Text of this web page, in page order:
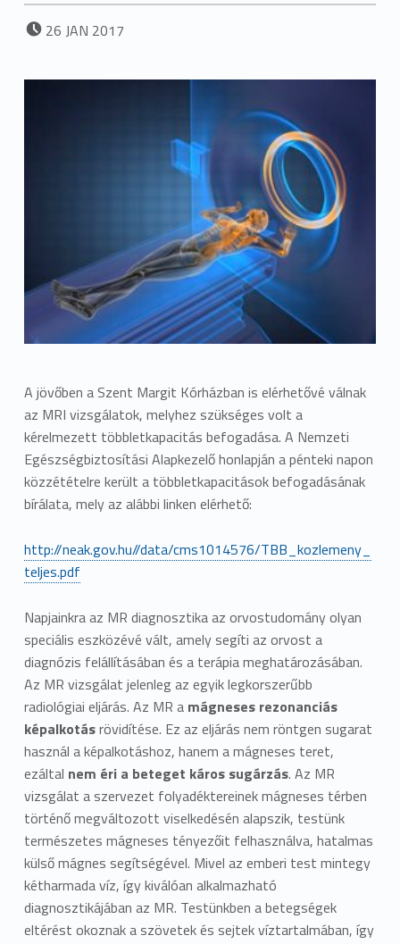
POSTED ON:
26 JAN 2017
A jövőben a Szent Margit Kórházban is elérhetővé válnak
az MRI vizsgálatok, melyhez szükséges volt a
kérelmezett többletkapacitás befogadása. A Nemzeti
Egészségbiztosítási Alapkezelő honlapján a pénteki napon
közzétételre került a többletkapacitások befogadásának
bírálata, mely az alábbi linken elérhető:
http://neak.gov.hu//data/cms1014576/TBB_kozlemeny_
teljes.pdf
Napjainkra az MR diagnosztika az orvostudomány olyan
speciális eszközévé vált, amely segíti az orvost a
diagnózis felállításában és a terápia meghatározásában.
Az MR vizsgálat jelenleg az egyik legkorszerűbb
radiológiai eljárás. Az MR a mágneses rezonanciás
képalkotásrövidítése. Ez az eljárás nem röntgen sugarat
használ a képalkotáshoz, hanem a mágneses teret,
ezáltal nem éri a beteget káros sugárzás. Az MR
vizsgálat a szervezet folyadéktereinek mágneses térben
történő megváltozott viselkedésén alapszik, testünk
természetes mágneses tényezőit felhasználva, hatalmas
külső mágnes segítségével. Mivel az emberi test mintegy
kétharmada víz, így kiválóan alkalmazható
diagnosztikájában az MR. Testünkben a betegségek
eltérést okoznak a szövetek és sejtek víztartalmában, így